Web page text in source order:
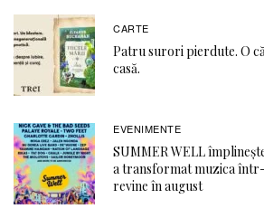
CARTE
Patru surori pierdute. O
casă.
EVENIMENTE
SUMMER WELL
a transformat muzica
revine în august